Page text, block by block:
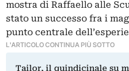
mostra di Raffaello alle
stato un successo fra i
punto centrale
L'ARTICOLO CONTINUA PIÙ SOTTO
Tailor, il quindicinale su